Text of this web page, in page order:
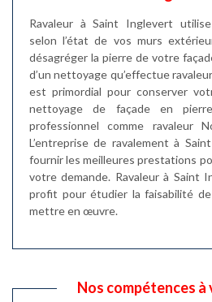
Ravaleur à Saint Inglevert
selon l’état de vos murs
désagréger la pierre de votre
d’un nettoyage qu’effectue
est primordial pour conserver
nettoyage de façade en
professionnel comme ravaleur
L’entreprise de ravalement à
fournir les meilleures prestations
votre demande. Ravaleur à Saint
profit pour étudier la faisabilité
mettre en œuvre.
Nos compétences